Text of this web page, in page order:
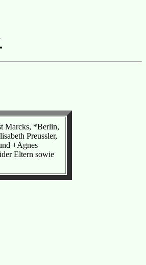
Marcks, *Berlin,
Preussler,
+Agnes
Eltern sowie